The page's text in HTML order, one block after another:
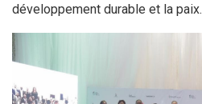
développement durable et la paix.